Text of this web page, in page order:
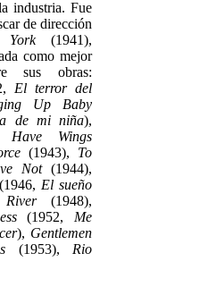
industria. Fue
de dirección
York(1941),
como mejor
sus obras:
El terror del
Up Baby
de mi niña),
Have Wings
(1943), To
Not(1944),
El sueño
(1948),
(1952, Me
), Gentlemen
(1953), Rio